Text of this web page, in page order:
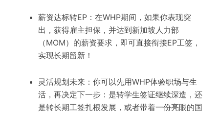
薪资达标转EP：在WHP期间，如果你表现突
出，获得雇主担保，并达到新加坡人力部
（MOM）的薪资要求，即可直接衔接EP工签，
实现长期留新！
灵活规划未来：你可以先用WHP体验职场与生
活，再决定下一步：是转学生签证继续深造，还
是转长期工签扎根发展，或者带着一份亮眼的国